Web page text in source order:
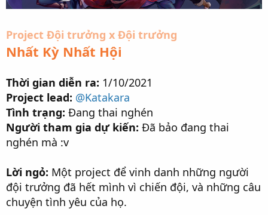
Project Đội trưởng x Đội trưởng
Nhất Kỳ Nhất Hội
Thời gian diễn ra: 1/10/2021
Project lead: @Katakara
Tình trạng: Đang thai nghén
Người tham gia dự kiến: Đã bảo đang thai
nghén mà :v
Lời ngỏ: Một project để vinh danh những người
đội trưởng đã hết mình vì chiến đội, và những câu
chuyện tình yêu của họ.